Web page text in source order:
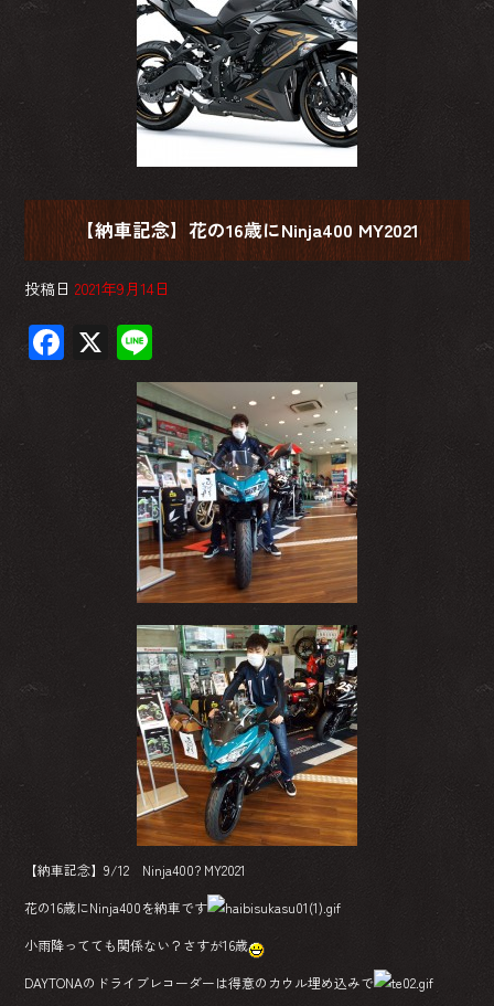
【納車記念】花の16歳にNinja400 MY2021
投稿日 2021年9月14日
F X
ne
【納車記念】9/12 Ninja400? MY2021
花の16歳にNinja400を納車です
小雨降ってても関係ない？さすが16歳
DAYTONAのドライブレコーダーは得意のカウル埋め込みで